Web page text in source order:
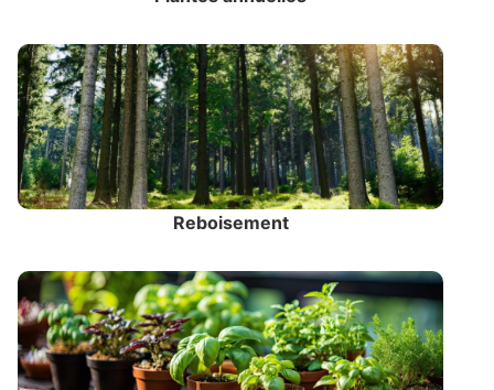
Reboisement